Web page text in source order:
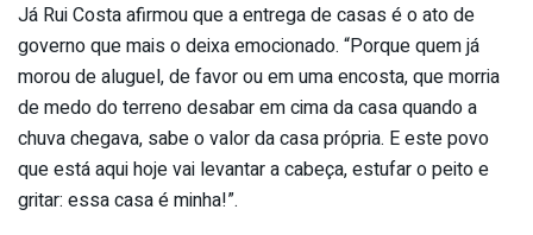
Já Rui Costa afirmou que a entrega de casas é o ato de
governo que mais o deixa emocionado. “Porque quem já
morou de aluguel, de favor ou em uma encosta, que morria
de medo do terreno desabar em cima da casa quando a
chuva chegava, sabe o valor da casa própria. E este povo
que está aqui hoje vai levantar a cabeça, estufar o peito e
gritar: essa casa é minha!”.